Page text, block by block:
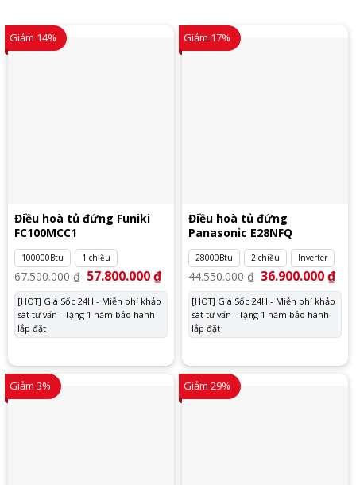
Giảm 14%
Điều hoà tủ đứng Funiki
FC100MCC1
100000Btu 1 chiều
67.500.000₫ Giá
gốc
là:
67.500.000 ₫.
57.800.000₫Giá
tại
57.800.000 ₫.
[HOT] Giá Sốc 24H - Miễn phí khảo
sát tư vấn - Tặng 1 năm bảo hành
lắp đặt
Giảm 17%
Điều hoà tủ đứng
Panasonic E28NFQ
28000Btu 2 chiều Inverter
44.550.000₫ Giá
gốc
là:
44.550.000 ₫.
36.900.000₫Giá
tại
[HOT] Giá Sốc 24H - Miễn phí khảo
sát tư vấn - Tặng 1 năm bảo hành
lắp đặt
Giảm 3% Giảm 29%